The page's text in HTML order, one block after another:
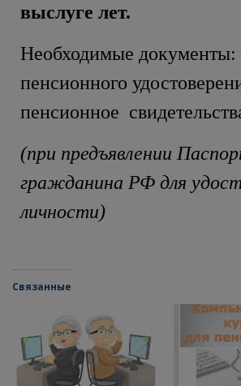
выслуге лет.
Необходимые документы:
пенсионного
пенсионное
(при предъявлении
гражданина РФ для
личности)
Связанные